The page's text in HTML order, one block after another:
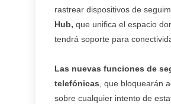
rastrear dispositivos de
Hub, que unifica el espacio
tendrá soporte para
Las nuevas funciones de
telefónicas , que bloquearán
sobre cualquier intento de